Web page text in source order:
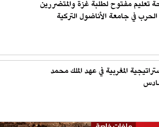
تعليم مفتوح لطلبة غزة والمتضررين
في جامعة الأناضول التركية
المغربية في عهد الملك محمد